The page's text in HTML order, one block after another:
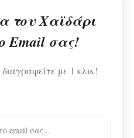
του Χαϊδάρι
Email σας!
με 1 κλικ!